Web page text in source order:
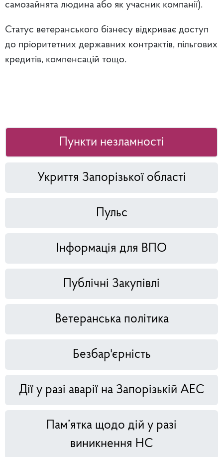
самозайнята людина або як учасник компанії).
Статус ветеранського бізнесу відкриває доступ
до пріоритетних державних контрактів, пільгових
кредитів, компенсацій тощо.
Пункти незламності
Укриття Запорізької області
Пульс
Інформація для ВПО
Публічні Закупівлі
Ветеранська політика
Безбар'єрність
Дії у разі аварії на Запорізькій АЕС
Пам’ятка щодо дій у разі
виникнення НС